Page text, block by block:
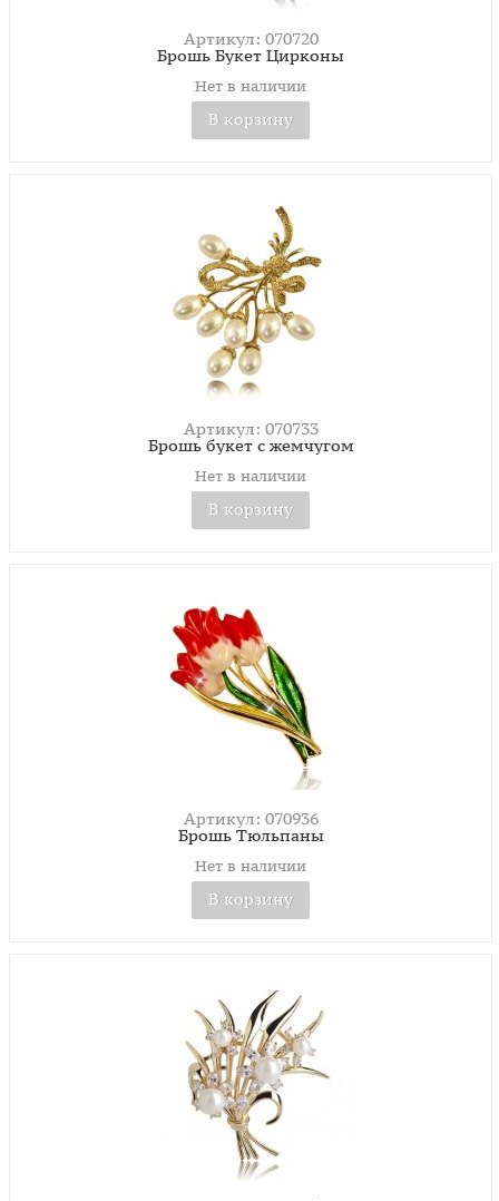
Артикул: 070720
Брошь Букет Цирконы
Нет в наличии
В корзину
Артикул: 070733
Брошь букет с жемчугом
Нет в наличии
В корзину
Артикул: 070936
Брошь Тюльпаны
Нет в наличии
В корзину